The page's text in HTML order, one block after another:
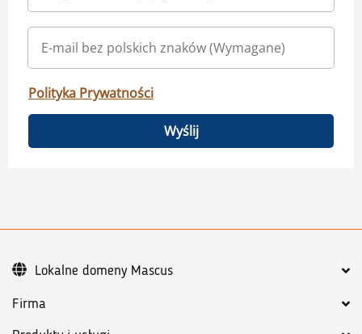
Polityka Prywatności
Wyślij
Firma
Lokalne domeny Mascus